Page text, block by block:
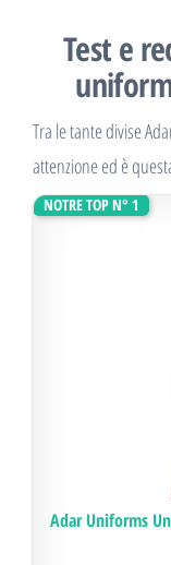
Test e
Tra le tante divise
attenzione ed è
NOTRE TOP N° 1
Adar Uniforms